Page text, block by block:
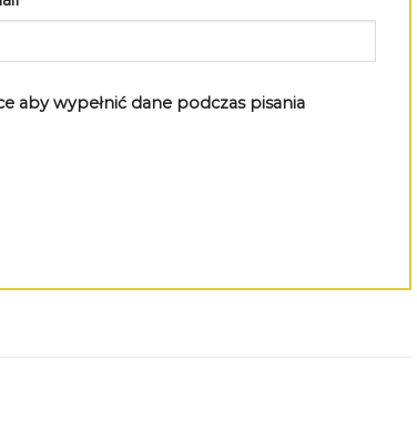
aby wypełnić dane podczas pisania